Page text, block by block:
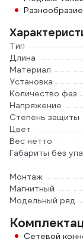
Тип
Длина
Материал
Установка
Количество фаз
Напряжение
Степень защиты
Цвет
Вес нетто
Габариты без
Монтаж
Магнитный
Модельный ряд
Сетевой